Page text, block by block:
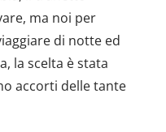
ma noi per
di notte ed
la scelta è stata
accorti delle tante